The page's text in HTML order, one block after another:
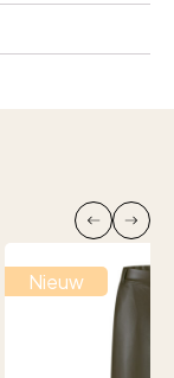
Nieuw